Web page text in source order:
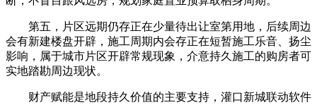
第五，片区远期仍存正在少量待出让室第用地，后续周边
会有新建楼盘开辟，施工周期内会存正在短暂施工乐音、扬尘
影响，属于城市片区开辟常规现象，介意持久施工的购房者可
实地踏勘周边现状。
财产赋能是地段持久价值的主要支持，灌口新城联动软件